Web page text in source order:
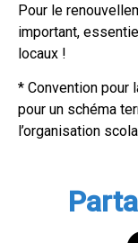
Pour le
important,
locaux !
* Convention pour
pour un schéma
l’organisation